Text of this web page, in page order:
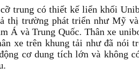
trung có thiết kế liển khối
thị trường phát triển như Mỹ
Á và Trung Quốc. Thân xe
xe trên khung tải như đã nói
cơ dung tích lớn và không